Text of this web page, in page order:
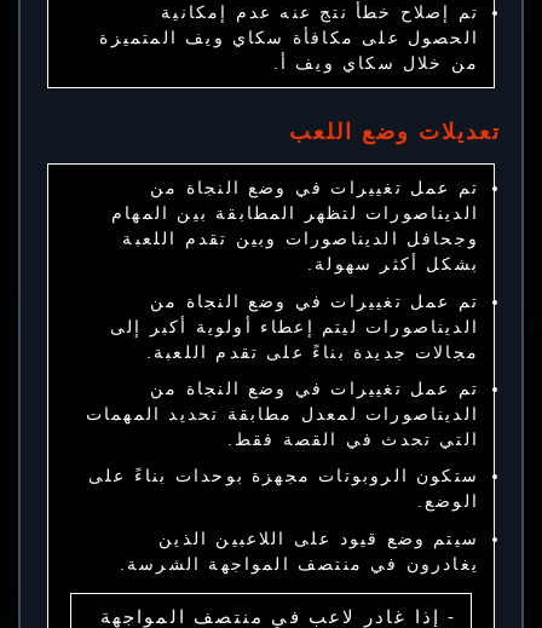
تم إصلاح خطأ نتج عنه عدم إمكانية
الحصول على مكافأة سكاي ويف المتميزة
من خلال سكاي ويف أ.
تعديلات وضع اللعب
تم عمل تغييرات في وضع النجاة من
الديناصورات لتظهر المطابقة بين المهام
وجحافل الديناصورات وبين تقدم اللعبة
بشكل أكثر سهولة.
تم عمل تغييرات في وضع النجاة من
الديناصورات ليتم إعطاء أولوية أكبر إلى
مجالات جديدة بناءً على تقدم اللعبة.
تم عمل تغييرات في وضع النجاة من
الديناصورات لمعدل مطابقة تحديد المهمات
التي تحدث في القصة فقط.
ستكون الروبوتات مجهزة بوحدات بناءً على
الوضع.
سيتم وضع قيود على اللاعبين الذين
يغادرون في منتصف المواجهة الشرسة.
- إذا غادر لاعب في منتصف المواجهة